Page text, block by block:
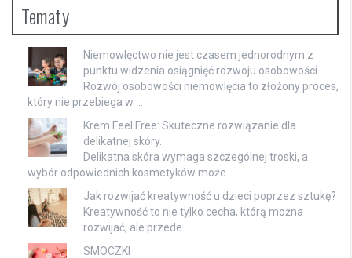
Tematy
Niemowlęctwo nie jest czasem jednorodnym z
punktu widzenia osiągnięć rozwoju osobowości
Rozwój osobowości niemowlęcia to złożony proces,
który nie przebiega w …
Krem Feel Free: Skuteczne rozwiązanie dla
delikatnej skóry.
Delikatna skóra wymaga szczególnej troski, a
wybór odpowiednich kosmetyków może …
Jak rozwijać kreatywność u dzieci poprzez sztukę?
Kreatywność to nie tylko cecha, którą można
rozwijać, ale przede …
SMOCZKI